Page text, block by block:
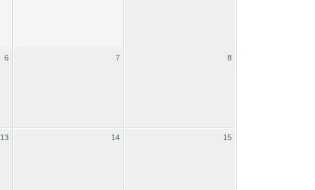
6 7 8
13 14 15